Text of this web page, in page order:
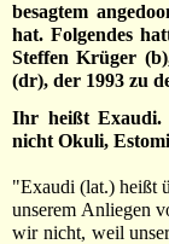
besagtem
hat. Folgendes
Steffen Krüger
(dr), der 1993 zu
Ihr heißt Exaudi.
nicht Okuli,
"Exaudi (lat.) heißt
unserem Anliegen
wir nicht, weil